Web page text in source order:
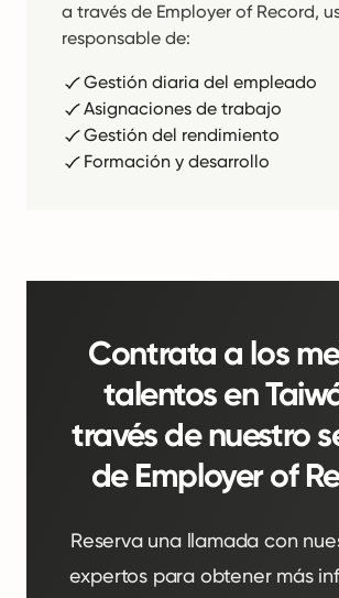
a través de Employer of Record,
responsable de:
Gestión diaria del empleado
Asignaciones de trabajo
Gestión del rendimiento
Formación y desarrollo
Contrata a los
talentos en
través de nuestro
de Employer of
Reserva una llamada con
expertos para obtener más